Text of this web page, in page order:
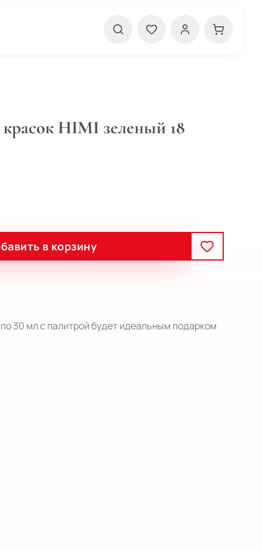
HIMI зеленый 18
в корзину
30 мл с палитрой будет идеальным подарком